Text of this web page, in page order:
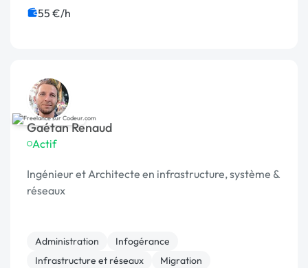
55 €/h
Gaétan Renaud
Actif
Ingénieur et Architecte en infrastructure, système &
réseaux
Administration
Infogérance
Infrastructure et réseaux
Migration